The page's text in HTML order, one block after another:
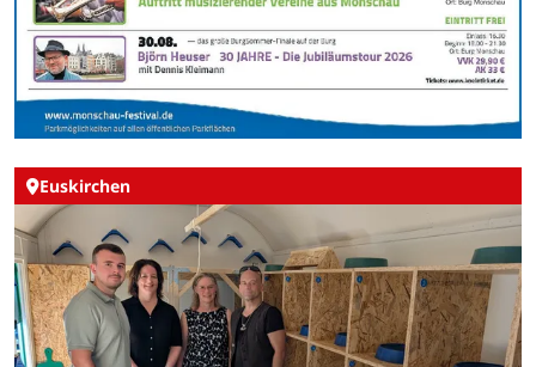
Euskirchen